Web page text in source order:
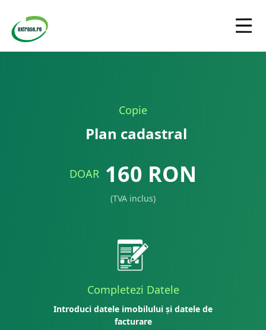
Copie
Plan cadastral
DOAR 160 RON
(TVA inclus)
Completezi Datele
Introduci datele imobilului și datele de
facturare